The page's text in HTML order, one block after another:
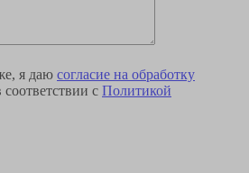
я даю согласие на обработку
соответствии с Политикой